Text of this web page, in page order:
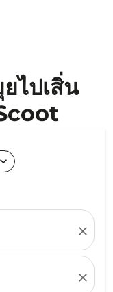
ไปเสิ่น
expand_more
close
close